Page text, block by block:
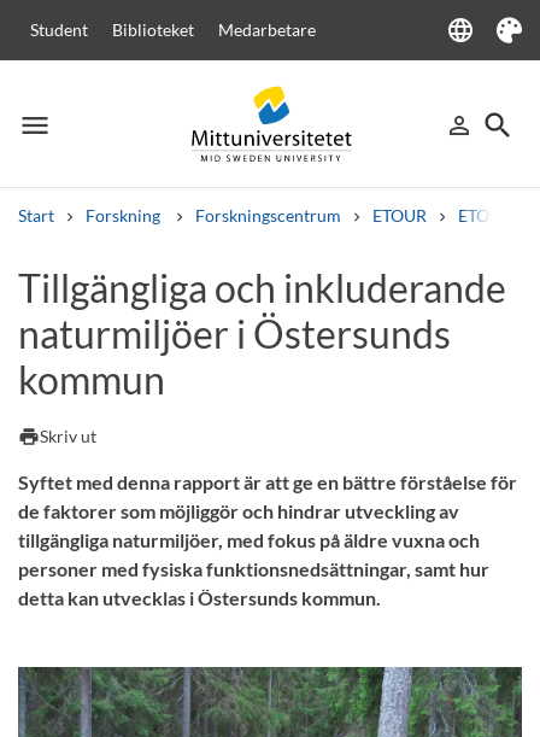
Student Biblioteket Medarbetare language
Language
Tema
menu
Meny person_outline
Logga in
search
Sök
Start Forskning Forskningscentrum ETOUR ETOURs
Andra söktjänster
Kurser och programKursplanerVälkomstbrevPersonal
Tillgängliga och inkluderande
naturmiljöer i Östersunds
kommun
printSkriv ut
Syftet med denna rapport är att ge en bättre förståelse för
de faktorer som möjliggör och hindrar utveckling av
tillgängliga naturmiljöer, med fokus på äldre vuxna och
personer med fysiska funktionsnedsättningar, samt hur
detta kan utvecklas i Östersunds kommun.